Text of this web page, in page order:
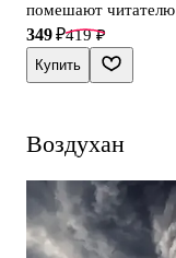
помешают читателю
419 ₽
349 ₽
Купить
Воздухан